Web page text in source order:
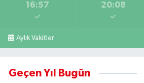
16:57 20:08
Aylık Vakitler
Geçen Yıl Bugün